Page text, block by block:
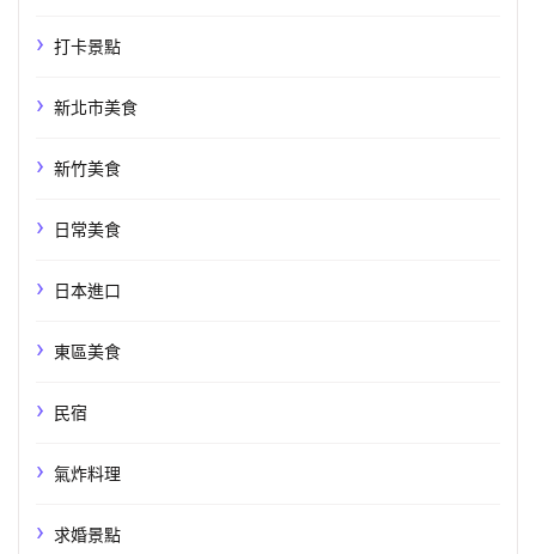
打卡景點
新北市美食
新竹美食
日常美食
日本進口
東區美食
民宿
氣炸料理
求婚景點